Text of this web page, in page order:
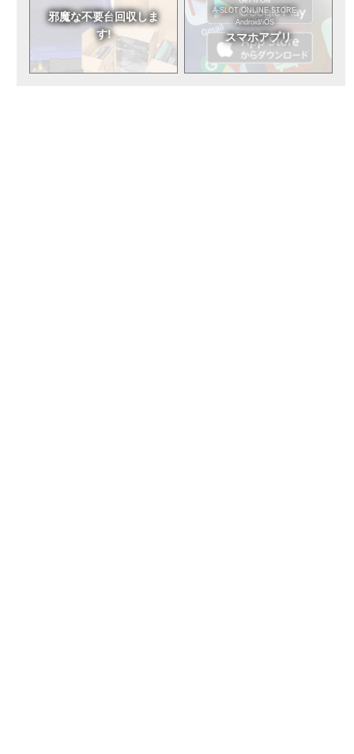
邪魔な不要台回収しま
す!
A-SLOT ONLINE STORE
Android/iOS
スマホアプリ